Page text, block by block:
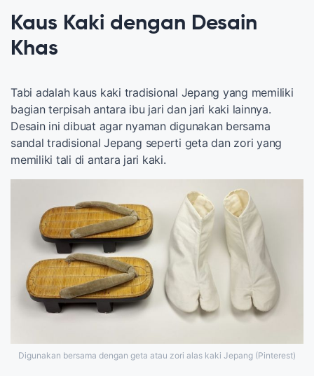
Kaus Kaki dengan Desain
Khas
Tabi adalah kaus kaki tradisional Jepang yang memiliki
bagian terpisah antara ibu jari dan jari kaki lainnya.
Desain ini dibuat agar nyaman digunakan bersama
sandal tradisional Jepang seperti geta dan zori yang
memiliki tali di antara jari kaki.
Digunakan bersama dengan geta atau zori alas kaki Jepang (Pinterest)